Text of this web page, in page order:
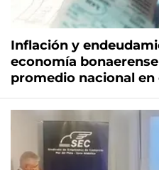
Inflación y
economía
promedio nacional